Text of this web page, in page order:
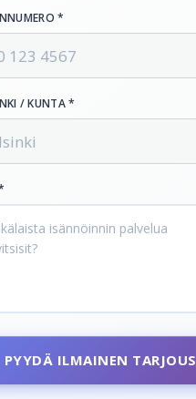
*
/ KUNTA *
PYYDÄ ILMAINEN TARJOUS